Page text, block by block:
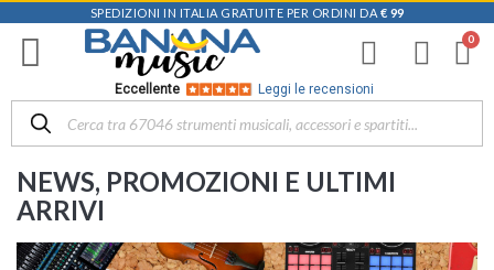
SPEDIZIONI IN ITALIA GRATUITE PER ORDINI DA € 99
Eccellente Leggi le recensioni
NEWS, PROMOZIONI E ULTIMI
ARRIVI